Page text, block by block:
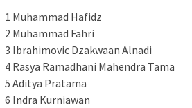
1 Muhammad Hafidz
2 Muhammad Fahri
3 Ibrahimovic Dzakwaan Alnadi
4 Rasya Ramadhani Mahendra Tama
5 Aditya Pratama
6 Indra Kurniawan